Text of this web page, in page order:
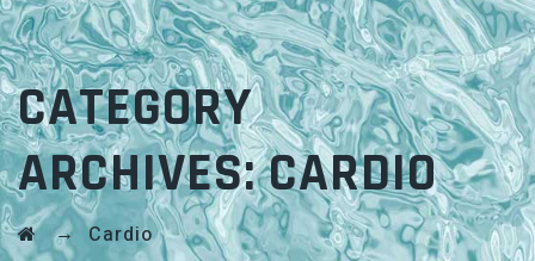
CATEGORY
ARCHIVES:CARDIO
→Cardio